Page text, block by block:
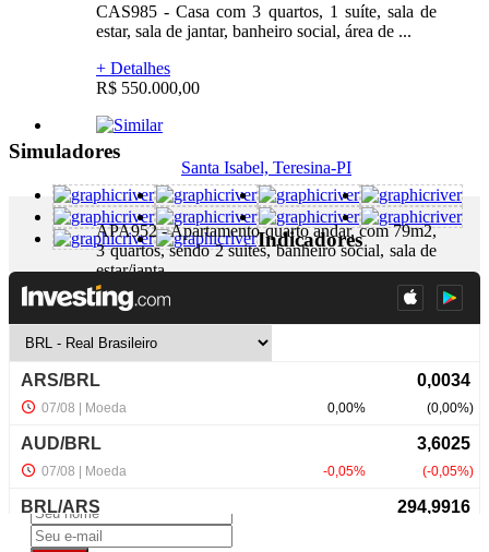
CAS985 - Casa com 3 quartos, 1 suíte, sala de
estar, sala de jantar, banheiro social, área de ...
+ Detalhes
R$ 550.000,00
Santa Isabel, Teresina-PI
APA952 - Apartamento quarto andar, com 79m2,
3 quartos, sendo 2 suites, banheiro social, sala de
estar/janta...
+ Detalhes
R$ 270.000,00
Simuladores
Indicadores
NewsLetter